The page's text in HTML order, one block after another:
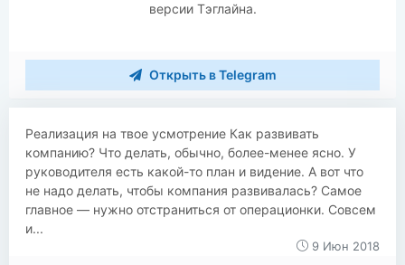
версии Тэглайна.
Открыть в Telegram
Реализация на твое усмотрение Как развивать
компанию? Что делать, обычно, более-менее ясно. У
руководителя есть какой-то план и видение. А вот что
не надо делать, чтобы компания развивалась? Самое
главное — нужно отстраниться от операционки. Совсем
и...
9 Июн 2018